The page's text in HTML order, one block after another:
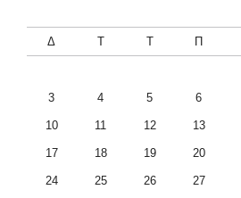
Δ Τ Τ Π
3 4 5 6
10 11 12 13
17 18 19 20
24 25 26 27